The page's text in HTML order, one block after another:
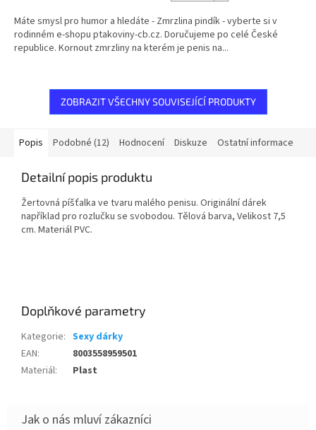
Máte smysl pro humor a hledáte - Zmrzlina pindík - vyberte si v
rodinném e-shopu ptakoviny-cb.cz. Doručujeme po celé České
republice. Kornout zmrzliny na kterém je penis na...
ZOBRAZIT VŠECHNY SOUVISEJÍCÍ PRODUKTY
Popis Podobné (12) Hodnocení Diskuze Ostatní informace
Detailní popis produktu
Žertovná píšťalka ve tvaru malého penisu. Originální dárek
například pro rozlučku se svobodou. Tělová barva, Velikost 7,5
cm. Materiál PVC.
Doplňkové parametry
Kategorie: Sexy dárky
EAN:
8003558959501
Materiál: Plast